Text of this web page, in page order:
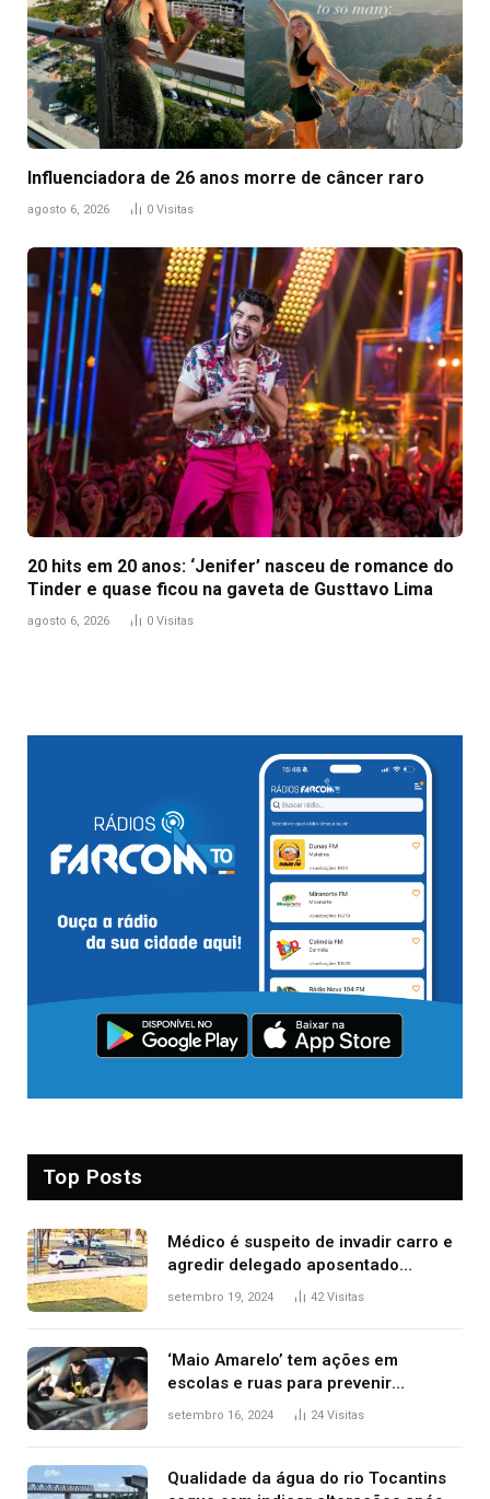
Influenciadora de 26 anos morre de câncer raro
agosto 6, 2026 0 Visitas
20 hits em 20 anos: ‘Jenifer’ nasceu de romance do
Tinder e quase ficou na gaveta de Gusttavo Lima
agosto 6, 2026 0 Visitas
Top Posts
Médico é suspeito de invadir carro e
agredir delegado aposentado
durante confusão no trânsito
setembro 19, 2024 42Visitas
‘Maio Amarelo’ tem ações em
escolas e ruas para prevenir
acidentes no trânsito no AP
setembro 16, 2024 24 Visitas
Qualidade da água do rio Tocantins